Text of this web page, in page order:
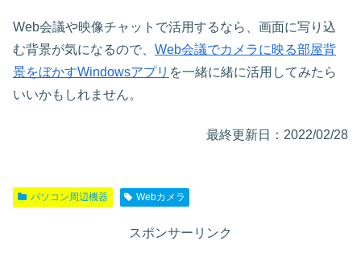
Web会議や映像チャットで活用するなら、画面に写り込
む背景が気になるので、 Web会議でカメラに映る部屋背
景をぼかすWindowsアプリ を一緒に緒に活用してみたら
いいかもしれません。
最終更新日：2022/02/28
パソコン周辺機器 Webカメラ
スポンサーリンク